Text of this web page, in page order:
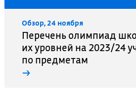
Обзор, 24 ноября
Перечень олимпиад
их уровней на 2023/24
по предметам
→